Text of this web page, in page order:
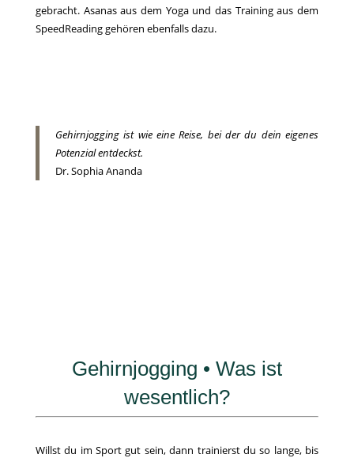
gebracht. Asanas aus dem Yoga und das Training aus dem
SpeedReading gehören ebenfalls dazu.
Gehirnjogging ist wie eine Reise, bei der du dein eigenes
Potenzial entdeckst.
Dr. Sophia Ananda
Gehirnjogging • Was ist
wesentlich?
Willst du im Sport gut sein, dann trainierst du so lange, bis